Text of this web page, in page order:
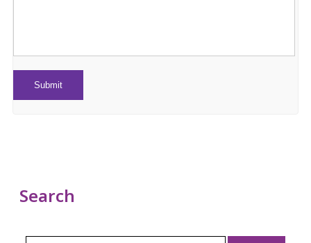
Search